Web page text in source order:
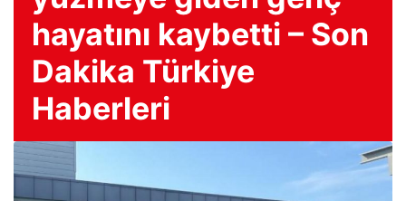
hayatını kaybetti – Son
Dakika Türkiye
Haberleri